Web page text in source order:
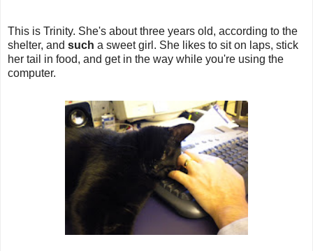
This is Trinity. She's about three years old, according to the
shelter, and such a sweet girl. She likes to sit on laps, stick
her tail in food, and get in the way while you're using the
computer.